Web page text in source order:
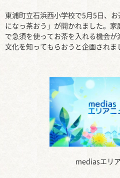
mediasエリ
東浦町立石浜西小学校で5月5日、
になっ茶おう」が開かれました。
で急須を使ってお茶を入れる機会
文化を知ってもらおうと企画されま